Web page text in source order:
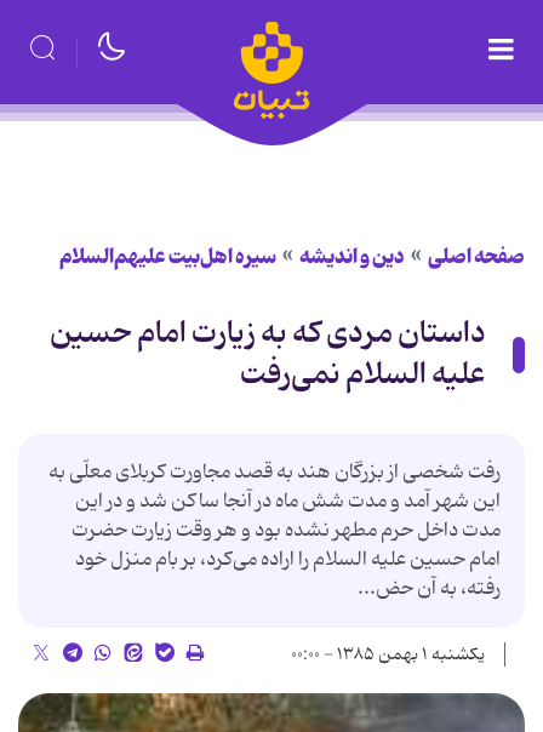
صفحه اصلی دین و اندیشه سیره اهل‌بیت علیهم‌السلام
داستان مردی که به زیارت امام حسین
علیه السلام نمی‌رفت
رفت شخصی از بزرگان هند به قصد مجاورت کربلای معلّی به
این شهر آمد و مدت شش ماه در آنجا ساکن شد و در این
مدت داخل حرم مطهر نشده بود و هر وقت زیارت حضرت
امام حسین علیه السلام را اراده می‌کرد، بر بام منزل خود
رفته، به آن حض...
یکشنبه ۱ بهمن ۱۳۸۵ - ۰۰:۰۰